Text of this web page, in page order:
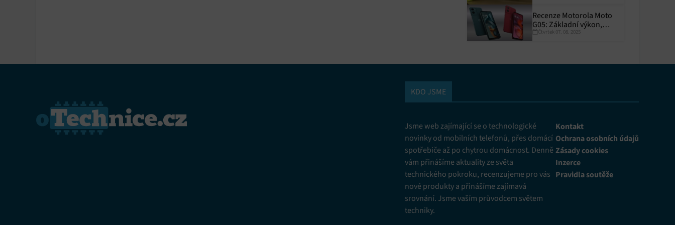
Recenze Motorola Moto
G05: Základní výkon,
skvělá výdrž
Čtvrtek 07. 08. 2025
KDO JSME
Jsme web zajímající se o technologické
novinky od mobilních telefonů, přes domácí
spotřebiče až po chytrou domácnost. Denně
vám přinášíme aktuality ze světa
technického pokroku, recenzujeme pro vás
nové produkty a přinášíme zajímavá
srovnání. Jsme vaším průvodcem světem
techniky.
Kontakt
Ochrana osobních údajů
Zásady cookies
Inzerce
Pravidla soutěže